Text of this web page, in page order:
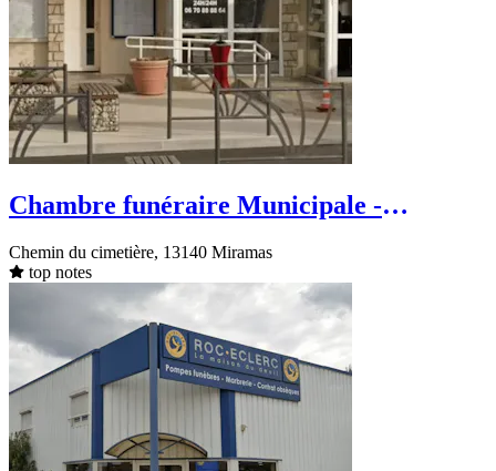
Chambre funéraire Municipale -
Chemin du cimetière, 13140 Miramas
top notes